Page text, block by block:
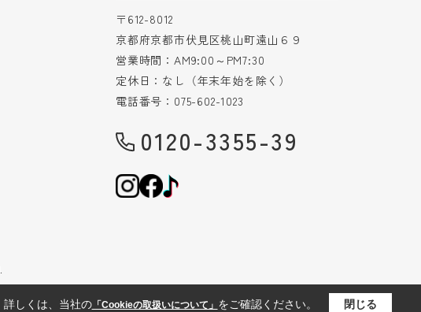
〒612-8012
京都府京都市伏見区桃山町遠山６９
営業時間：AM9:00～PM7:30
定休日：なし（年末年始を除く）
電話番号：075-602-1023
0120-3355-39
詳しくは、当社の「Cookieの取扱いについて」 をご確認ください。 閉じる